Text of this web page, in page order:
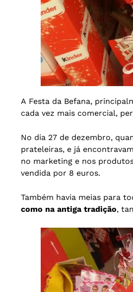
A Festa da Befana,
cada vez mais comercial,
No dia 27 de dezembro,
prateleiras, e já
no marketing e nos
vendida por 8 euros.
Também havia meias para
como na antiga tradição,